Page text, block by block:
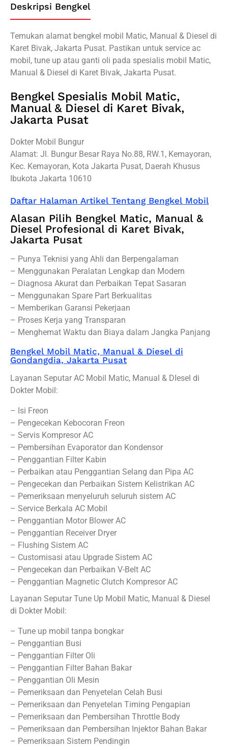
Deskripsi Bengkel
Temukan alamat bengkel mobil Matic, Manual & Diesel di
Karet Bivak, Jakarta Pusat. Pastikan untuk service ac
mobil, tune up atau ganti oli pada spesialis mobil Matic,
Manual & Diesel di Karet Bivak, Jakarta Pusat.
Bengkel Spesialis Mobil Matic,
Manual & Diesel di Karet Bivak,
Jakarta Pusat
Dokter Mobil Bungur
Alamat: Jl. Bungur Besar Raya No.88, RW.1, Kemayoran,
Kec. Kemayoran, Kota Jakarta Pusat, Daerah Khusus
Ibukota Jakarta 10610
Daftar Halaman Artikel Tentang Bengkel Mobil
Alasan Pilih Bengkel Matic, Manual &
Diesel Profesional di Karet Bivak,
Jakarta Pusat
– Punya Teknisi yang Ahli dan Berpengalaman
– Menggunakan Peralatan Lengkap dan Modern
– Diagnosa Akurat dan Perbaikan Tepat Sasaran
– Menggunakan Spare Part Berkualitas
– Memberikan Garansi Pekerjaan
– Proses Kerja yang Transparan
– Menghemat Waktu dan Biaya dalam Jangka Panjang
Bengkel Mobil Matic, Manual & Diesel di
Gondangdia, Jakarta Pusat
Layanan Seputar AC Mobil Matic, Manual & DIesel di
Dokter Mobil:
– Isi Freon
– Pengecekan Kebocoran Freon
– Servis Kompresor AC
– Pembersihan Evaporator dan Kondensor
– Penggantian Filter Kabin
– Perbaikan atau Penggantian Selang dan Pipa AC
– Pengecekan dan Perbaikan Sistem Kelistrikan AC
– Pemeriksaan menyeluruh seluruh sistem AC
– Service Berkala AC Mobil
– Penggantian Motor Blower AC
– Penggantian Receiver Dryer
– Flushing Sistem AC
– Customisasi atau Upgrade Sistem AC
– Pengecekan dan Perbaikan V-Belt AC
– Penggantian Magnetic Clutch Kompresor AC
Layanan Seputar Tune Up Mobil Matic, Manual & Diesel
di Dokter Mobil:
– Tune up mobil tanpa bongkar
– Penggantian Busi
– Penggantian Filter Oli
– Penggantian Filter Bahan Bakar
– Penggantian Oli Mesin
– Pemeriksaan dan Penyetelan Celah Busi
– Pemeriksaan dan Penyetelan Timing Pengapian
– Pemeriksaan dan Pembersihan Throttle Body
– Pemeriksaan dan Pembersihan Injektor Bahan Bakar
– Pemeriksaan Sistem Pendingin